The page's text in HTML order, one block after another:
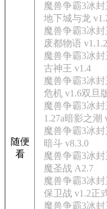
随便
看
魔兽争霸3冰封
地下城与龙
魔兽争霸3冰封
废都物语 v1.1.2
魔兽争霸3冰封
古神王 v1.4
魔兽争霸3冰封
危机 v1.6双旦
魔兽争霸3冰封
1.27a暗影之潮
魔兽争霸3冰封
暗斗 v8.3.0
魔兽争霸3冰封
魔圣战 A2.7
魔兽争霸3冰封
保卫战 v1.2正
魔兽争霸3冰封